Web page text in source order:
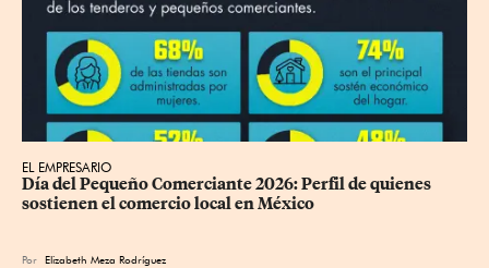
EL EMPRESARIO
Día del Pequeño Comerciante 2026: Perfil de quienes
sostienen el comercio local en México
Por Elizabeth Meza Rodríguez